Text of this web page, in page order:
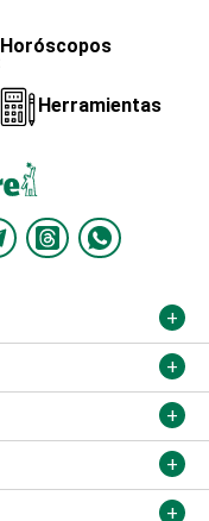
Horóscopos
Herramientas